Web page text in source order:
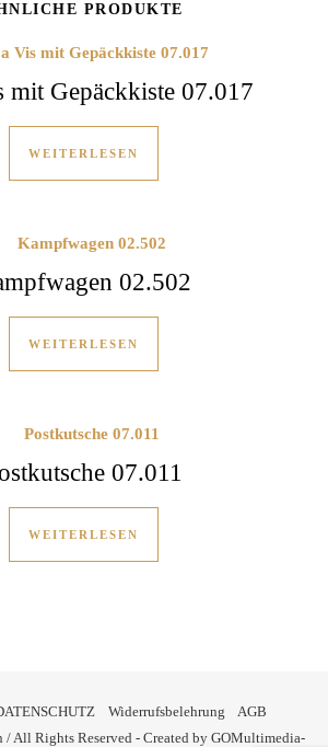
PRODUKTE
mit Gepäckkiste 07.017
WEITERLESEN
02.502
WEITERLESEN
07.011
WEITERLESEN
Widerrufsbelehrung
AGB
All Rights Reserved - Created by GOMultimedia-